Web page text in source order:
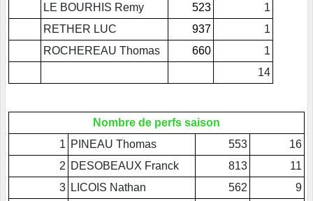
LE BOURHIS Remy
523
1
RETHER LUC
937
1
ROCHEREAU Thomas
660
1
14
Nombre de perfs saison
1 PINEAU Thomas 553
16
2 DESOBEAUX Franck 813
11
3 LICOIS Nathan 562
9